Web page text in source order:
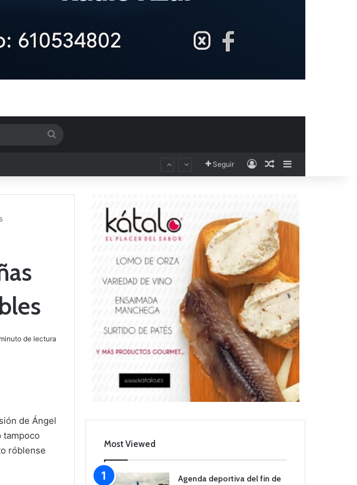
Seguir AccesoPublicación al
de lectura
de Ángel
tampoco
róblense
Most Viewed
Agenda deportiva del fin de